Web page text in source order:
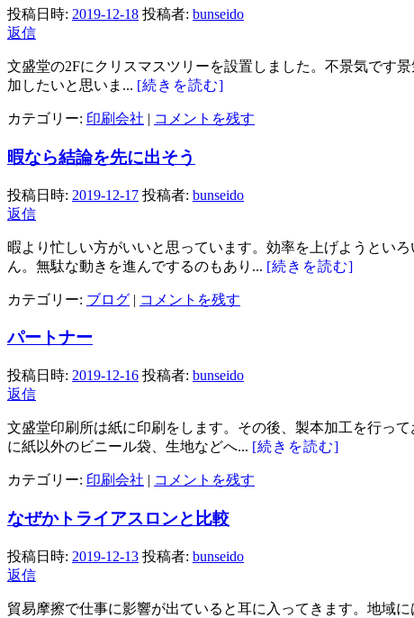
投稿日時: 2019-12-18 投稿者: bunseido
返信
文盛堂の2Fにクリスマスツリーを設置しました。不景気です
加したいと思いま... [続きを読む]
カテゴリー: 印刷会社 | コメントを残す
暇なら結論を先に出そう
投稿日時: 2019-12-17 投稿者: bunseido
返信
暇より忙しい方がいいと思っています。効率を上げようとい
ん。無駄な動きを進んでするのもあり... [続きを読む]
カテゴリー: ブログ | コメントを残す
パートナー
投稿日時: 2019-12-16 投稿者: bunseido
返信
文盛堂印刷所は紙に印刷をします。その後、製本加工を行っ
に紙以外のビニール袋、生地などへ... [続きを読む]
カテゴリー: 印刷会社 | コメントを残す
なぜかトライアスロンと比較
投稿日時: 2019-12-13 投稿者: bunseido
返信
貿易摩擦で仕事に影響が出ていると耳に入ってきます。地域